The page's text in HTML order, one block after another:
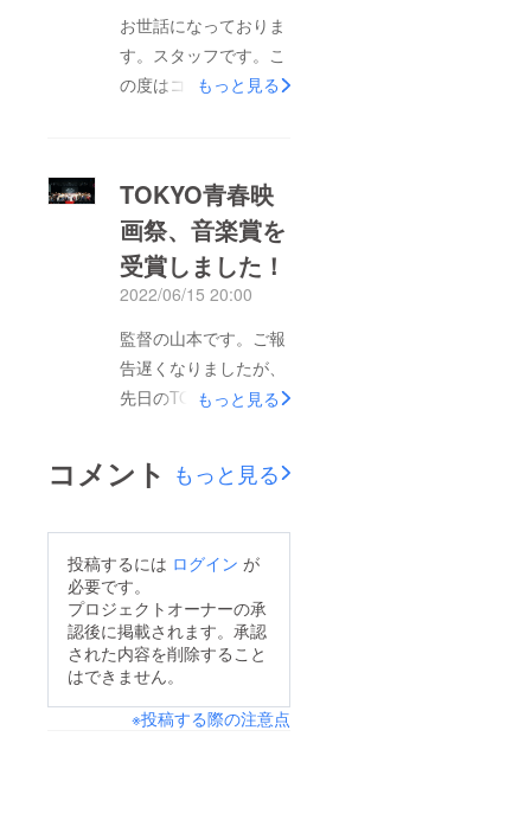
リートセット・加瀬百
応援コンプリートセッ
ト・塚尾玲海応援コン
援コンプリートセッ
ト・プロデューサー
セット上記のデータ回
りの商品はメールにて
す。またサイン入り
チェキ、サイン入りT
シャツも発送完了して
DVDとサイン入り台本
ですが、DVDのほうは
／２～９／５に運営の
手元に届く予定となっ
ています。購入者様へ
の発送はその後になる
てしまいそうです。度
お世話になっておりま
す。スタッフです。こ
の度はコロナの関係で
編、メイキング等の作
業は終わり、現在詰め
の作業に入っていま
す。全ての商品を
予定ですので、もうし
ばらくお待ち頂ければ
と思います。引き続き
す。
もっと見る
TOKYO青春映
画祭、音楽賞を
受賞しました！
2022/06/15 20:00
監督の山本です。ご報
告遅くなりましたが、
先日のTOKYO青春映
賞を頂きました。たく
さんのご声援ありがと
ン発送が遅くなってい
て申し訳ありません。
こちらコロナの影響で
撮影が２か月弱押して
月中に発送予定だった
もっと見る
コメント もっと見る
投稿するには ログイン が
必要です。
プロジェクトオーナーの承
認後に掲載されます。承認
された内容を削除すること
はできません。
※投稿する際の注意点